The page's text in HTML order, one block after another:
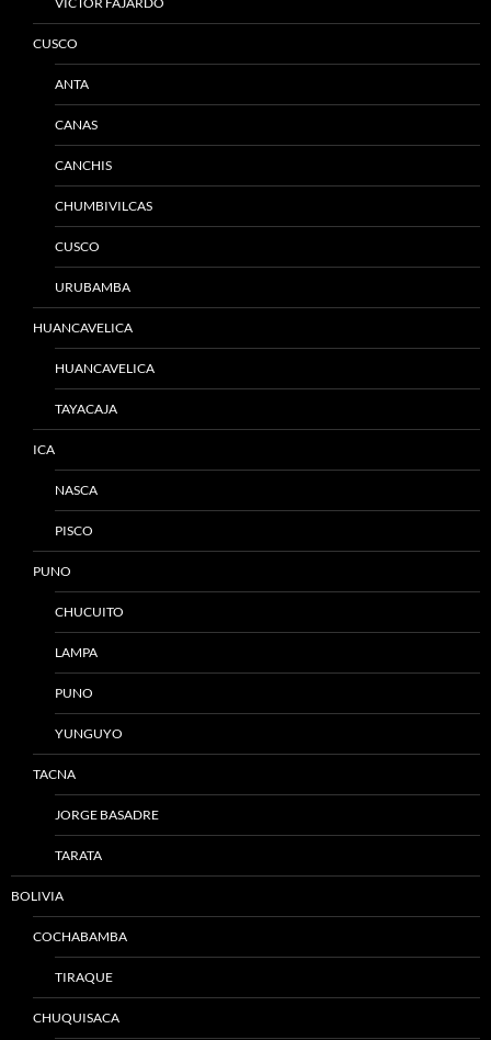
CUSCO
ANTA
CANAS
CANCHIS
CHUMBIVILCAS
CUSCO
URUBAMBA
HUANCAVELICA
HUANCAVELICA
TAYACAJA
ICA
NASCA
PISCO
PUNO
CHUCUITO
LAMPA
PUNO
YUNGUYO
TACNA
JORGE BASADRE
TARATA
BOLIVIA
COCHABAMBA
TIRAQUE
CHUQUISACA